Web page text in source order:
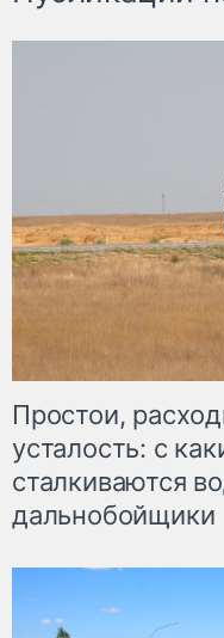
Простои,
усталость: с
сталкиваются
дальнобойщики